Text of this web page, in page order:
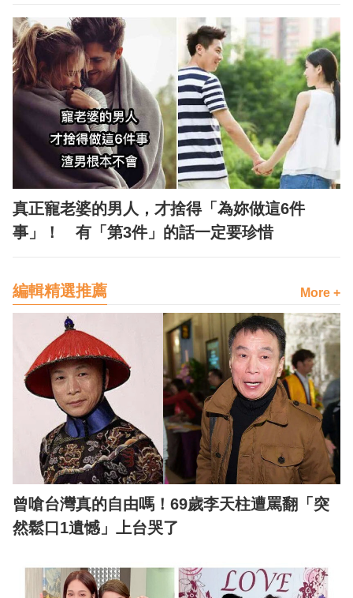
真正寵老婆的男人，才捨得「為妳做這6件
事」！ 有「第3件」的話一定要珍惜
編輯精選推薦 More +
曾嗆台灣真的自由嗎！69歲李天柱遭罵翻「突
然鬆口1遺憾」上台哭了